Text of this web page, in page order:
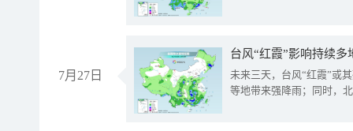
7月27日
台风“红霞”影响持续
未来三天，台风“红霞”或
等地带来强降雨；同时，